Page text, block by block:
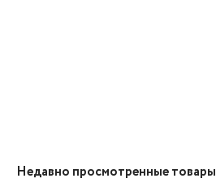
Недавно просмотренные товары